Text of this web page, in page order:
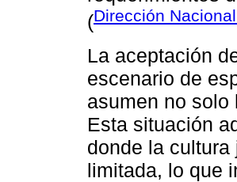
(Dirección
La aceptación
escenario de
asumen no
Esta situación
donde la
limitada, lo que